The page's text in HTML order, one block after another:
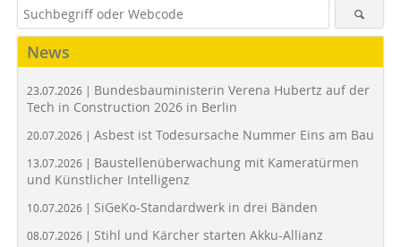
News
23.07.2026 | Bundesbauministerin Verena Hubertz auf der
Tech in Construction 2026 in Berlin
20.07.2026 | Asbest ist Todesursache Nummer Eins am Bau
13.07.2026 | Baustellenüberwachung mit Kameratürmen
und Künstlicher Intelligenz
10.07.2026 | SiGeKo-Standardwerk in drei Bänden
08.07.2026 | Stihl und Kärcher starten Akku-Allianz